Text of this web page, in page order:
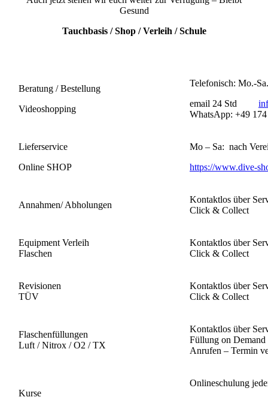
Gesund
Tauchbasis / Shop / Verleih / Schule
Beratung / Bestellung
Videoshopping
Telefonisch: Mo.-
email 24 Std
WhatsApp: +49
Lieferservice
Online SHOP
Mo – Sa: nach
https://www.dive-
Annahmen/ Abholungen
Kontaktlos über
Click & Collect
Equipment Verleih
Flaschen
Kontaktlos über
Click & Collect
Revisionen
TÜV
Kontaktlos über
Click & Collect
Flaschenfüllungen
Luft / Nitrox / O2 / TX
Kontaktlos über
Füllung on
Anrufen – Termin
Kurse
Onlineschulung